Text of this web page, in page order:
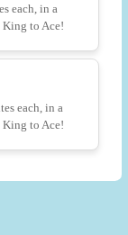
each, in a
King to Ace!
each, in a
King to Ace!